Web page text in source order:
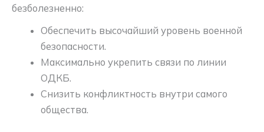
безболезненно:
Обеспечить высочайший уровень военной
безопасности.
Максимально укрепить связи по линии
ОДКБ.
Снизить конфликтность внутри самого
общества.